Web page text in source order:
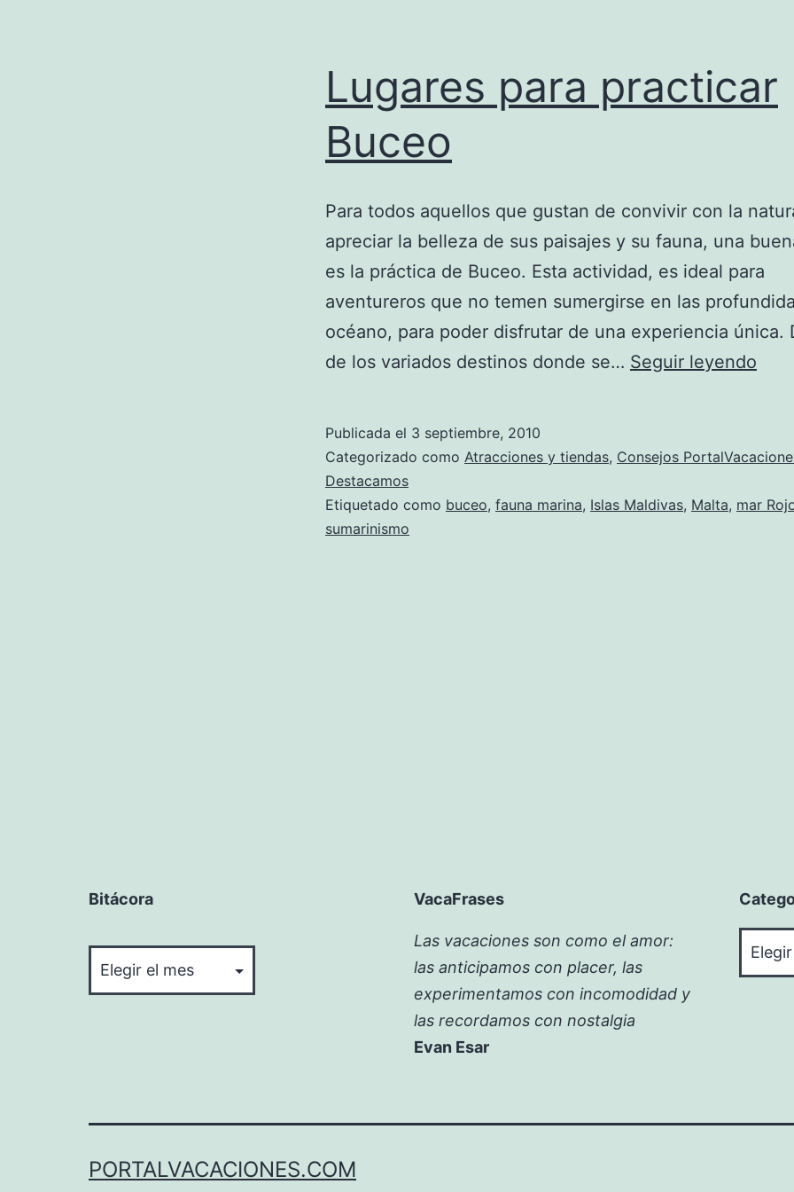
Lugares para practicar
Buceo
Para todos aquellos que gustan de convivir con la
apreciar la belleza de sus paisajes y su fauna, una
es la práctica de Buceo. Esta actividad, es ideal para
aventureros que no temen sumergirse en las
océano, para poder disfrutar de una experiencia única.
de los variados destinos donde se… Seguir leyendo
Publicada el 3 septiembre, 2010
Categorizado como Atracciones y tiendas, Consejos
Destacamos
Etiquetado como buceo, fauna marina, Islas Maldivas, Malta, mar
sumarinismo
Bitácora VacaFrases
Las vacaciones son como el amor:
las anticipamos con placer, las
experimentamos con incomodidad y
las recordamos con nostalgia
Evan Esar
PORTALVACACIONES.COM